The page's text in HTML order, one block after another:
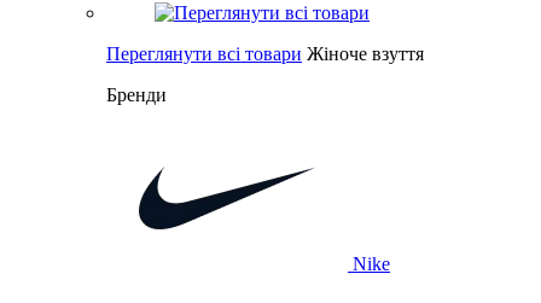
Переглянути всі товари Жіноче взуття
Бренди
Nike